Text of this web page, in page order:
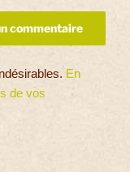
En
de vos